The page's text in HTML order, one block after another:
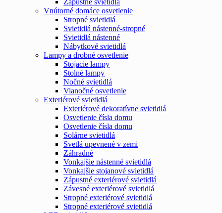
Vnútorné domáce osvetlenie
Stropné svietidlá
Svietidlá nástenné-stropné
Svietidlá nástenné
Nábytkové svietidlá
Lampy a drobné osvetlenie
Stojacie lampy
Stolné lampy
Nočné svietidlá
Vianočné osvetlenie
Exteriérové svietidlá
Exteriérové dekoratívne svietidlá
Osvetlenie čísla domu
Osvetlenie čísla domu
Solárne svietidlá
Svetlá upevnené v zemi
Záhradné
Vonkajšie nástenné svietidlá
Vonkajšie stojanové svietidlá
Zápustné exteriérové svietidlá
Závesné exteriérové svietidlá
Stropné exteriérové svietidlá
Stropné exteriérové svietidlá